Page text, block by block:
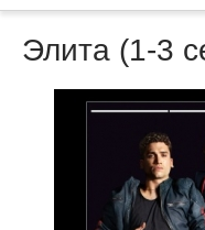
Элита (1-3